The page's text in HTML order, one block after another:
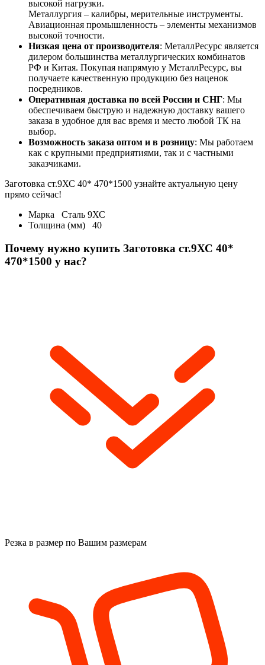
высокой нагрузки.
Металлургия – калибры, мерительные инструменты.
Авиационная промышленность – элементы механизмов
высокой точности.
Низкая цена от производителя: МеталлРесурс является
дилером большинства металлургических комбинатов
РФ и Китая. Покупая напрямую у МеталлРесурс, вы
получаете качественную продукцию без наценок
посредников.
Оперативная доставка по всей России и СНГ: Мы
обеспечиваем быструю и надежную доставку вашего
заказа в удобное для вас время и место любой ТК на
выбор.
Возможность заказа оптом и в розницу: Мы работаем
как с крупными предприятиями, так и с частными
заказчиками.
Заготовка ст.9ХС 40* 470*1500 узнайте актуальную цену
прямо сейчас!
Марка
Сталь 9ХС
Толщина (мм)
40
Почему нужно купить Заготовка ст.9ХС 40*
470*1500 у нас?
Резка в размер по Вашим размерам